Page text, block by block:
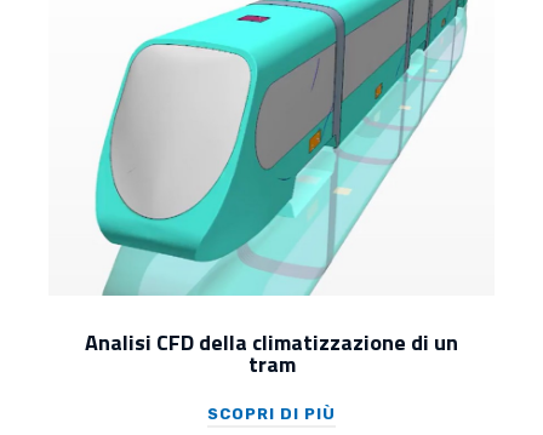
Analisi CFD della climatizzazione di un
tram
SCOPRI DI PIÙ